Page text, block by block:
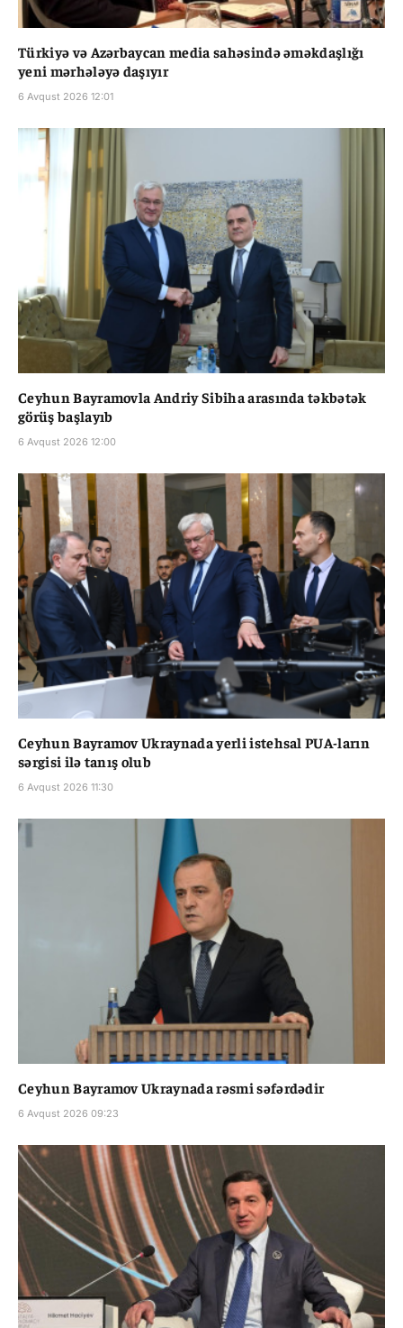
Türkiyə və Azərbaycan media sahəsində əməkdaşlığı
yeni mərhələyə daşıyır
6 Avqust 2026 12:01
Ceyhun Bayramovla Andriy Sibiha arasında təkbətək
görüş başlayıb
6 Avqust 2026 12:00
Ceyhun Bayramov Ukraynada yerli istehsal PUA-ların
sərgisi ilə tanış olub
6 Avqust 2026 11:30
Ceyhun Bayramov Ukraynada rəsmi səfərdədir
6 Avqust 2026 09:23